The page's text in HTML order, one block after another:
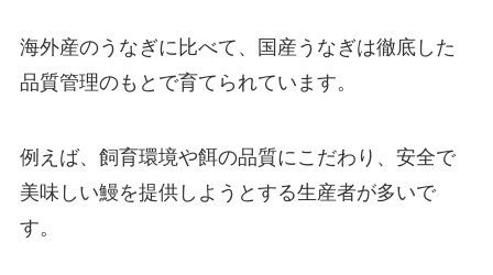
海外産のうなぎに比べて、国産うなぎは徹底した
品質管理のもとで育てられています。
例えば、飼育環境や餌の品質にこだわり、安全で
美味しい鰻を提供しようとする生産者が多いで
す。